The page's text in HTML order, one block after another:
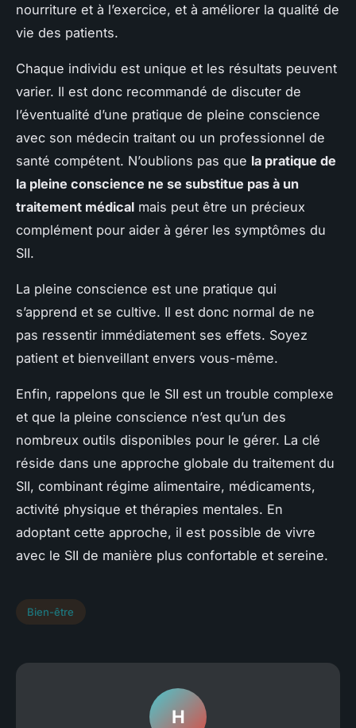
nourriture et à l’exercice, et à améliorer la qualité de
vie des patients.
Chaque individu est unique et les résultats peuvent
varier. Il est donc recommandé de discuter de
l’éventualité d’une pratique de pleine conscience
avec son médecin traitant ou un professionnel de
santé compétent. N’oublions pas que la pratique de
la pleine conscience ne se substitue pas à un
traitement médical mais peut être un précieux
complément pour aider à gérer les symptômes du
SII.
La pleine conscience est une pratique qui
s’apprend et se cultive. Il est donc normal de ne
pas ressentir immédiatement ses effets. Soyez
patient et bienveillant envers vous-même.
Enfin, rappelons que le SII est un trouble complexe
et que la pleine conscience n’est qu’un des
nombreux outils disponibles pour le gérer. La clé
réside dans une approche globale du traitement du
SII, combinant régime alimentaire, médicaments,
activité physique et thérapies mentales. En
adoptant cette approche, il est possible de vivre
avec le SII de manière plus confortable et sereine.
Bien-être
H